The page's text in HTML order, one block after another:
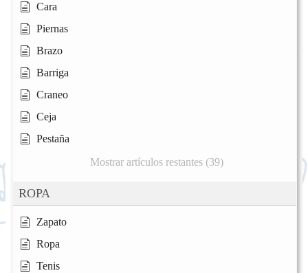
Cara
Piernas
Brazo
Barriga
Craneo
Ceja
Pestaña
Mostrar artículos restantes (39)
ROPA
Zapato
Ropa
Tenis